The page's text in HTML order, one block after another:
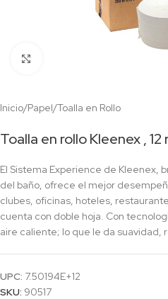
Inicio/Papel/Toalla en Rollo
Toalla en rollo Kleenex ,
El Sistema Experience de Kleenex,
del baño, ofrece el mejor
clubes, oficinas, hoteles,
cuenta con doble hoja. Con
aire caliente; lo que le da suavidad,
UPC: 7.50194E+12
SKU: 90517